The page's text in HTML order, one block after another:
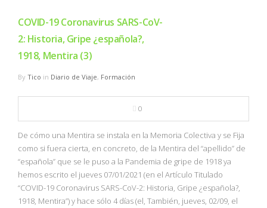
COVID-19 Coronavirus SARS-CoV-
2: Historia, Gripe ¿española?,
1918, Mentira (3)
By Tico in Diario de Viaje, Formación
0
De cómo una Mentira se instala en la Memoria Colectiva y se Fija
como si fuera cierta, en concreto, de la Mentira del “apellido” de
“española” que se le puso a la Pandemia de gripe de 1918 ya
hemos escrito el jueves 07/01/2021 (en el Artículo Titulado
“COVID-19 Coronavirus SARS-CoV-2: Historia, Gripe ¿española?,
1918, Mentira”) y hace sólo 4 días (el, También, jueves, 02/09, el